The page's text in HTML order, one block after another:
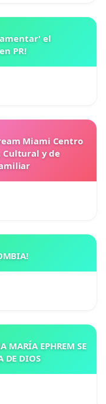
el
PR!
Miami Centro
Cultural y de
MARÍA EPHREM SE
DE DIOS